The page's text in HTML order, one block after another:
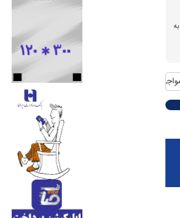
منافع پایدار ایران در شانگهای چیست؟ استقبال